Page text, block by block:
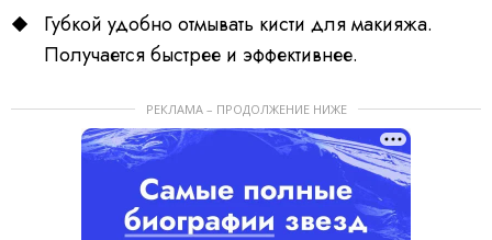
Губкой удобно отмывать кисти для макияжа.
Получается быстрее и эффективнее.
РЕКЛАМА – ПРОДОЛЖЕНИЕ НИЖЕ